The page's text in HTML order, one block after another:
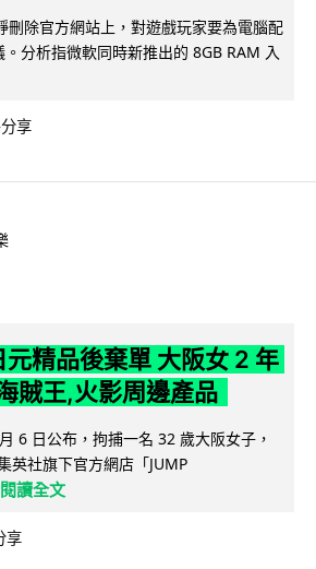
除官方網站上，對遊戲玩家要為電腦配
分析指微軟同時新推出的 8GB RAM 入
分享
精品後棄單 大阪女 2 年
賊王,火影周邊產品
6 日公布，拘捕一名 32 歲大阪女子，
英社旗下官方網店「JUMP
閱讀全文
享